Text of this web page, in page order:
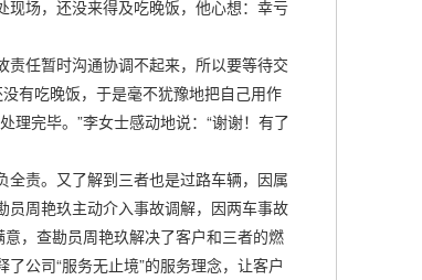
场，还没来得及吃晚饭，他心想：幸亏
任暂时沟通协调不起来，所以要等待交
有吃晚饭，于是毫不犹豫地把自己用作
理完毕。”李女士感动地说：“谢谢！有了
责。又了解到三者也是过路车辆，因属
周艳玖主动介入事故调解，因两车事故
，查勘员周艳玖解决了客户和三者的燃
公司“服务无止境”的服务理念，让客户